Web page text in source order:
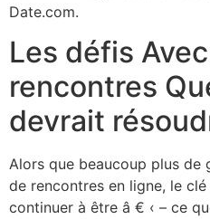
Date.com.
Les défis
rencontres
devrait
Alors que beaucoup plus de
de rencontres en ligne, le
continuer à être â € ‹ – ce